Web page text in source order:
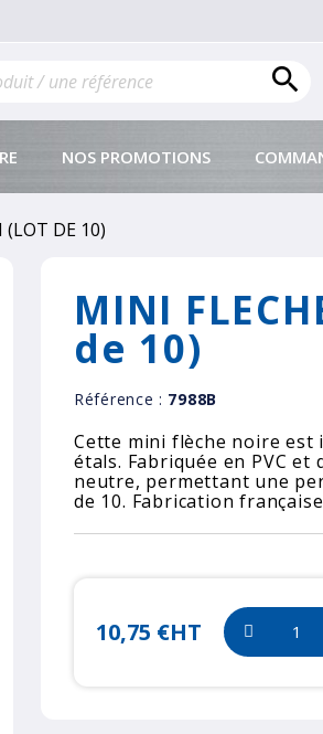

NOS PROMOTIONS
(LOT DE 10)
MINI
de 10)
Référence : 7988B
Cette mini flèche noire
étals. Fabriquée en PVC
neutre, permettant une
de 10. Fabrication
10,75 €HT